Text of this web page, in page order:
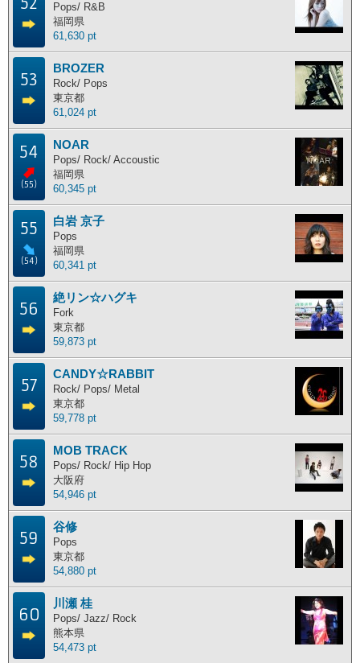
Pops/ R&B
福岡県
61,630 pt
53
BROZER
Rock/ Pops
東京都
61,024 pt
54
(55)
NOAR
Pops/ Rock/ Accoustic
福岡県
60,345 pt
55
(54)
白岩 京子
Pops
福岡県
60,341 pt
56
絶リン☆ハグキ
Fork
東京都
59,873 pt
57
CANDY☆RABBIT
Rock/ Pops/ Metal
東京都
59,778 pt
58
MOB TRACK
Pops/ Rock/ Hip Hop
大阪府
54,946 pt
59
谷修
Pops
東京都
54,880 pt
60
川瀬 桂
Pops/ Jazz/ Rock
熊本県
54,473 pt